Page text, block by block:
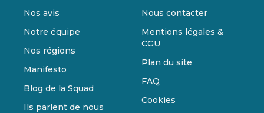
Nos avis
Notre équipe
Nos régions
Manifesto
Blog de la Squad
Ils parlent de nous
Nous contacter
Mentions légales &
CGU
Plan du site
FAQ
Cookies